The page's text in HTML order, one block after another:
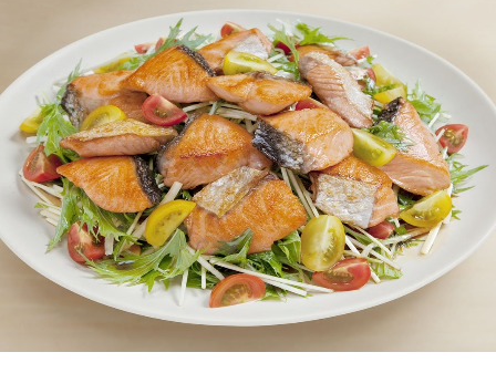
酢 調味酢
お酢ドリンク ぽん酢
みりん風・料理酒 鍋用調味料
新商品一覧
キャンペーン情報
ブランド・スペシャルサイト
ブランド・スペシャルサイト トップ
商品ブランドサイト
Fibee（ファイビー）
企業情報